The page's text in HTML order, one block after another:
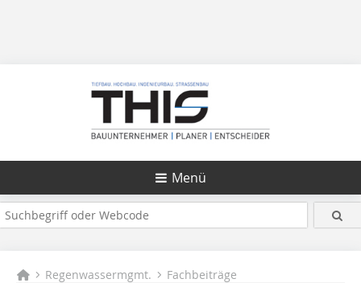
Menü
Regenwassermgmt. Fachbeiträge